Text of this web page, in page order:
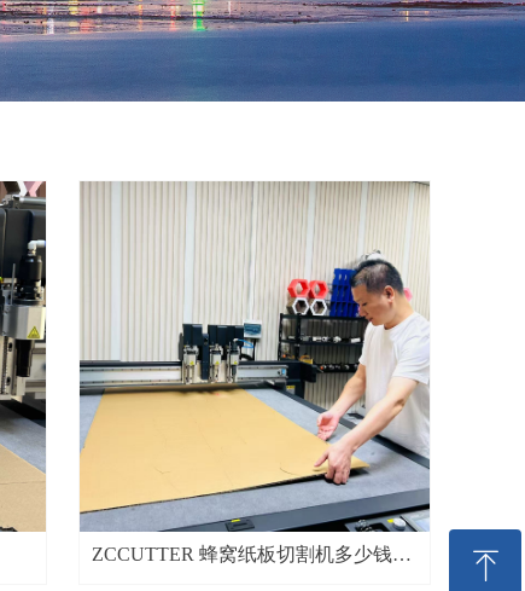
ZCCUTTER 蜂窝纸板切割机多少钱？
ꁸ